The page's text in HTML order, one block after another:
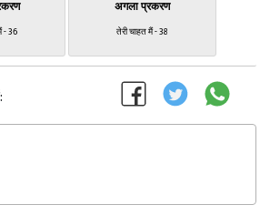
- 36
अगला प्रकरण
तेरी चाहत मैं - 38